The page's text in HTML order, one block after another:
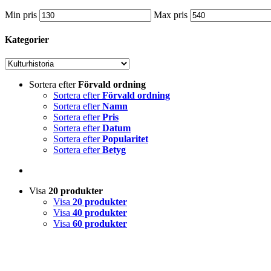
Min pris Max pris
Kategorier
Sortera efterFörvald ordning
Sortera efterFörvald ordning
Sortera efterNamn
Sortera efterPris
Sortera efterDatum
Sortera efterPopularitet
Sortera efterBetyg
Visa 20 produkter
Visa 20 produkter
Visa 40 produkter
Visa 60 produkter